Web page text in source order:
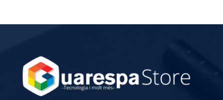
CELL